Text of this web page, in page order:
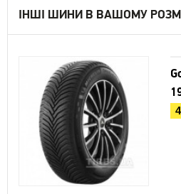
ІНШІ ШИНИ В ВАШОМУ